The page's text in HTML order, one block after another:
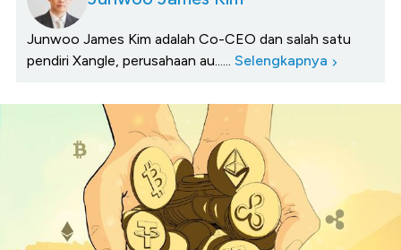
Junwoo James Kim adalah Co-CEO dan salah satu
pendiri Xangle, perusahaan au...... Selengkapnya